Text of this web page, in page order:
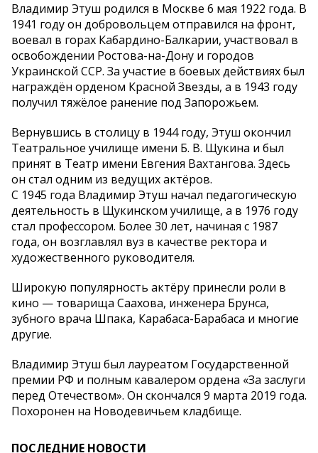
Владимир Этуш родился в Москве 6 мая 1922 года. В
1941 году он добровольцем отправился на фронт,
воевал в горах Кабардино-Балкарии, участвовал в
освобождении Ростова-на-Дону и городов
Украинской ССР. За участие в боевых действиях был
награждён орденом Красной Звезды, а в 1943 году
получил тяжёлое ранение под Запорожьем.
Вернувшись в столицу в 1944 году, Этуш окончил
Театральное училище имени Б. В. Щукина и был
принят в Театр имени Евгения Вахтангова. Здесь
он стал одним из ведущих актёров.
С 1945 года Владимир Этуш начал педагогическую
деятельность в Щукинском училище, а в 1976 году
стал профессором. Более 30 лет, начиная с 1987
года, он возглавлял вуз в качестве ректора и
художественного руководителя.
Широкую популярность актёру принесли роли в
кино — товарища Саахова, инженера Брунса,
зубного врача Шпака, Карабаса-Барабаса и многие
другие.
Владимир Этуш был лауреатом Государственной
премии РФ и полным кавалером ордена «За заслуги
перед Отечеством». Он скончался 9 марта 2019 года.
Похоронен на Новодевичьем кладбище.
ПОСЛЕДНИЕ НОВОСТИ